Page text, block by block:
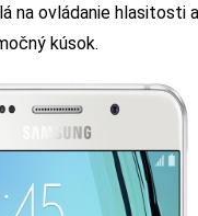
na ovládanie hlasitosti
kúsok.